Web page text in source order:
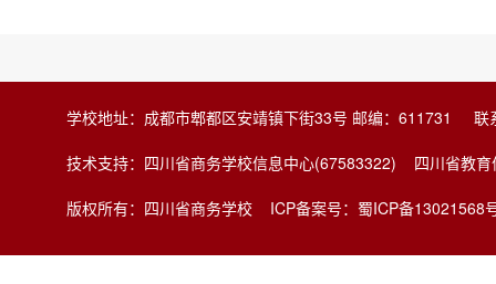
学校地址：成都市郫都区安靖镇下街33号 邮编：611731
技术支持：四川省商务学校信息中心(67583322) 四川省教育
版权所有：四川省商务学校 ICP备案号：蜀ICP备13021568